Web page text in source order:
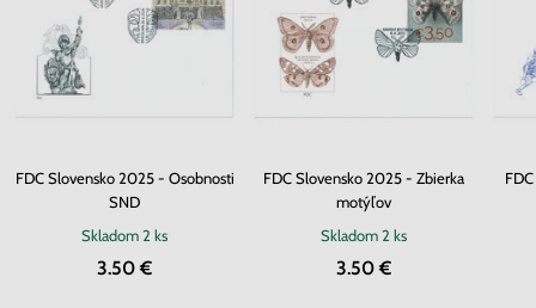
FDC Slovensko 2025 - Osobnosti
SND
Skladom2 ks
3.50 €
FDC Slovensko 2025 - Zbierka
motýľov
Skladom2 ks
3.50 €